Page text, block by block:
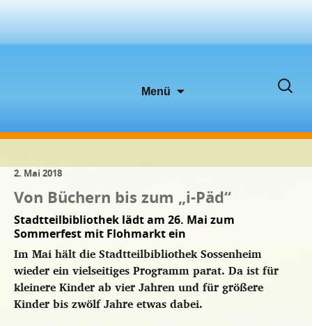
Menü
Suchen
2. Mai 2018
Von Büchern bis zum „i-Päd“
Stadtteilbibliothek lädt am 26. Mai zum
Sommerfest mit Flohmarkt ein
Im Mai hält die Stadtteilbibliothek Sossenheim
wieder ein vielseitiges Programm parat. Da ist für
kleinere Kinder ab vier Jahren und für größere
Kinder bis zwölf Jahre etwas dabei.